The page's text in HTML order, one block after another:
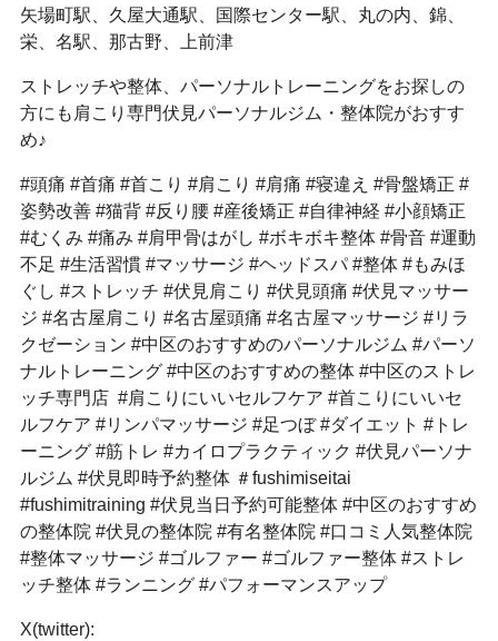
矢場町駅、久屋大通駅、国際センター駅、丸の内、錦、
栄、名駅、那古野、上前津
ストレッチや整体、パーソナルトレーニングをお探しの
方にも肩こり専門伏見パーソナルジム・整体院がおすす
め♪
#頭痛 #首痛 #首こり #肩こり #肩痛 #寝違え #骨盤矯正 #
姿勢改善 #猫背 #反り腰 #産後矯正 #自律神経 #小顔矯正
#むくみ #痛み #肩甲骨はがし #ボキボキ整体 #骨音 #運動
不足 #生活習慣 #マッサージ #ヘッドスパ #整体 #もみほ
ぐし #ストレッチ #伏見肩こり #伏見頭痛 #伏見マッサー
ジ #名古屋肩こり #名古屋頭痛 #名古屋マッサージ #リラ
クゼーション #中区のおすすめのパーソナルジム #パーソ
ナルトレーニング #中区のおすすめの整体 #中区のストレ
ッチ専門店 #肩こりにいいセルフケア #首こりにいいセ
ルフケア #リンパマッサージ #足つぼ #ダイエット #トレ
ーニング #筋トレ #カイロプラクティック #伏見パーソナ
ルジム #伏見即時予約整体 ＃fushimiseitai
#fushimitraining #伏見当日予約可能整体 #中区のおすすめ
の整体院 #伏見の整体院 #有名整体院 #口コミ人気整体院
#整体マッサージ #ゴルファー #ゴルファー整体 #ストレ
ッチ整体 #ランニング #パフォーマンスアップ
X(twitter):